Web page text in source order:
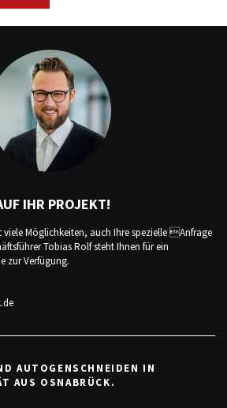
IHR PROJEKT!
viele Möglichkeiten, auch Ihre spezielle Anfrage
Tobias Rolf steht Ihnen für ein
zur Verfügung.
AUTOGENSCHNEIDEN IN
AUS OSNABRÜCK.